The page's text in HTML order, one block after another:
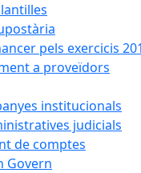
pels exercicis
a proveïdors
institucionals
judicials
de comptes
Govern